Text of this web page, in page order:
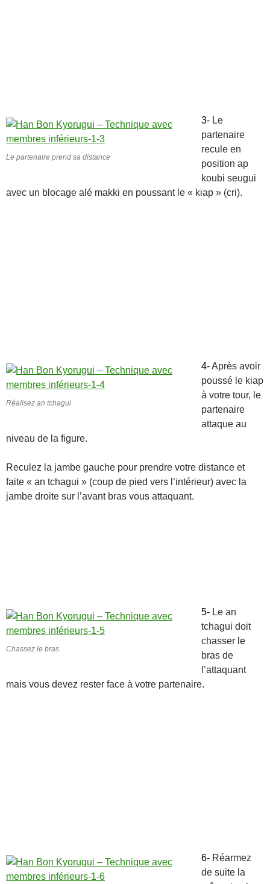
Le partenaire prend sa distance
3- Le
partenaire
recule en
position ap
koubi seugui
avec un blocage alé makki en poussant le « kiap » (cri).
Réalisez an tchagui
4-Après avoir
poussé le kiap
à votre tour, le
partenaire
attaque au
niveau de la figure.
Reculez la jambe gauche pour prendre votre distance et
faite « an tchagui » (coup de pied vers l’intérieur) avec la
jambe droite sur l’avant bras vous attaquant.
Chassez le bras
5- Le an
tchagui doit
chasser le
bras de
l’attaquant
mais vous devez rester face à votre partenaire.
6- Réarmez
de suite la